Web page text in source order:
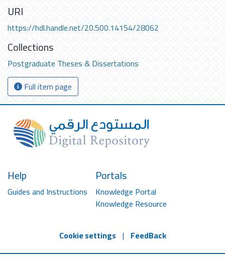
URI
https://hdl.handle.net/20.500.14154/28062
Collections
Postgraduate Theses & Dissertations
Full item page
Help
Guides and Instructions
Portals
Knowledge Portal
Knowledge Resource
Cookie settings | FeedBack